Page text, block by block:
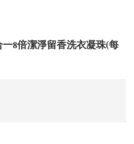
8倍潔淨留香洗衣凝珠(每